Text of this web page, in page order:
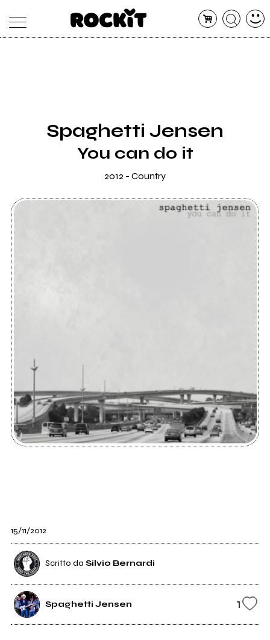
SHOP
RADIO
Spaghetti Jensen
You can do it
2012 - Country
15/11/2012
Scritto da Silvio Bernardi
Spaghetti Jensen 1